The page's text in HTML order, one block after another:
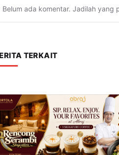
Belum ada komentar. Jadilah yang
TERKAIT